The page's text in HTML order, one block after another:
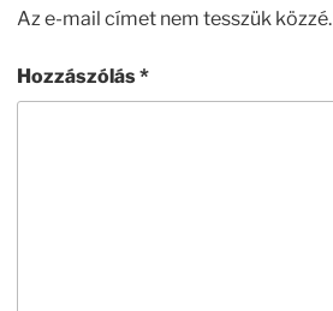
Az e-mail címet nem tesszük közzé.
Hozzászólás*